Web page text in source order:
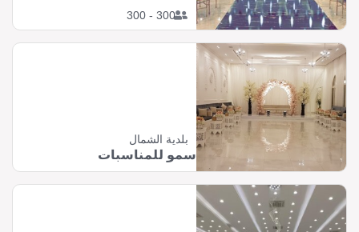
300 - 300
بلدية الشمال
سمو للمناسبات